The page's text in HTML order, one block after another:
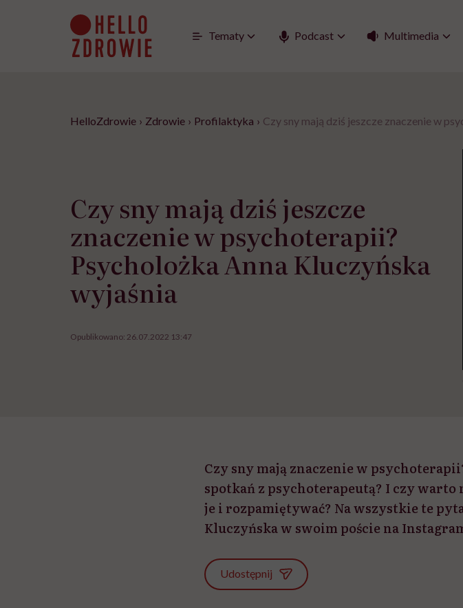
Tematy Podcast Multimedia
HelloZdrowie › Zdrowie › Profilaktyka › Czy sny mają dziś jeszcze znaczenie w
Czy sny mają dziś jeszcze
znaczenie w psychoterapii?
Psycholożka Anna Kluczyńska
wyjaśnia
Opublikowano: 26.07.2022 13:47
Czy sny mają znaczenie w
spotkań z psychoterapeutą? I czy
je i rozpamiętywać? Na wszystkie te
Kluczyńska w swoim poście na
Udostępnij